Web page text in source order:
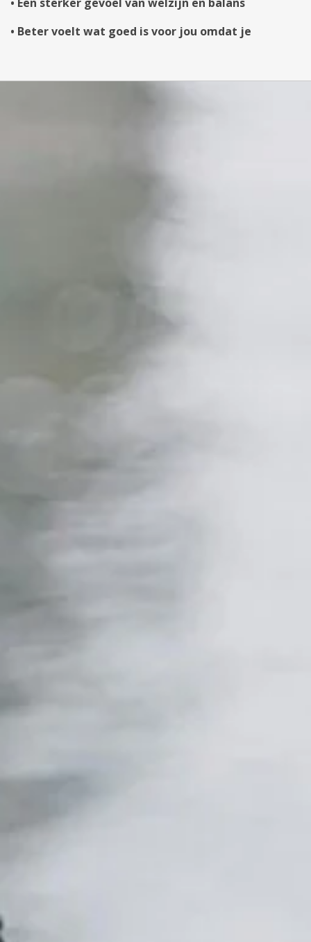
• Een sterker gevoel van welzijn en balans
• Beter voelt wat goed is voor jou omdat je